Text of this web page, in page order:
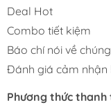
Deal Hot
Combo tiết kiệm
Báo chí nói về
Đánh giá cảm nhận
Phương thức thanh